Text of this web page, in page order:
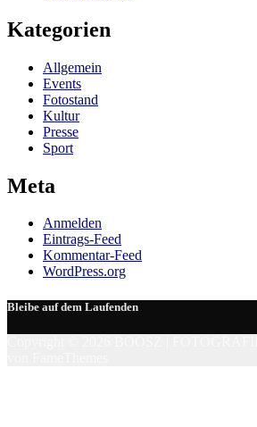
Kategorien
Allgemein
Events
Fotostand
Kultur
Presse
Sport
Meta
Anmelden
Eintrags-Feed
Kommentar-Feed
WordPress.org
Bleibe auf dem Laufenden